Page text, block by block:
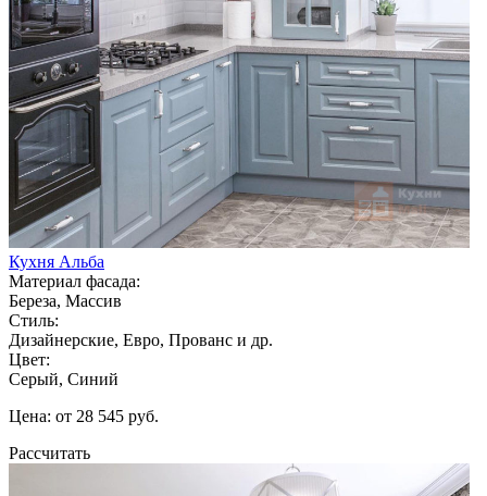
Кухня Альба
Материал фасада:
Береза, Массив
Стиль:
Дизайнерские, Евро, Прованс и др.
Цвет:
Серый, Синий
Цена: от 28 545 руб.
Рассчитать